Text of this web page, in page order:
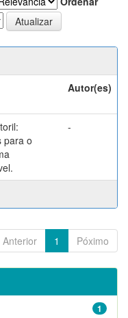
Autor(es)
para o
-
Anterior 1 Póximo
1